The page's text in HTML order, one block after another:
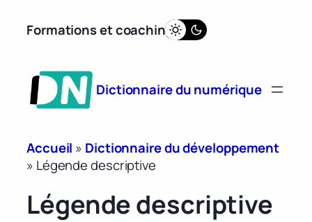
Formations et coaching
Dictionnaire du numérique
Accueil » Dictionnaire du développement
» Légende descriptive
Légende descriptive